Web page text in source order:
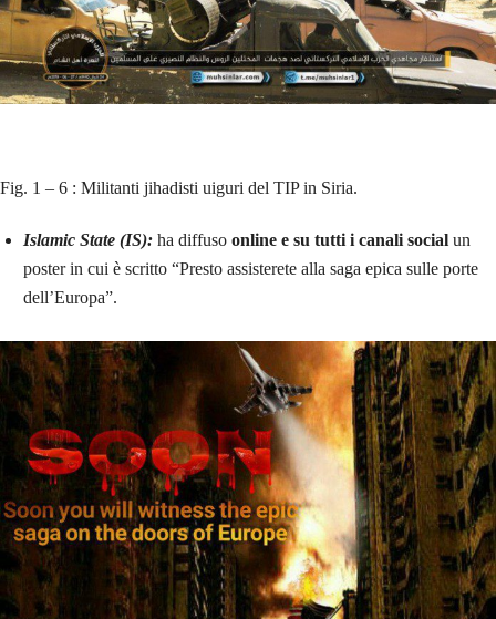
Fig. 1 – 6 : Militanti jihadisti uiguri del TIP in Siria.
Islamic State (IS): ha diffuso online e su tutti i canali social un
poster in cui è scritto “Presto assisterete alla saga epica sulle porte
dell’Europa”.